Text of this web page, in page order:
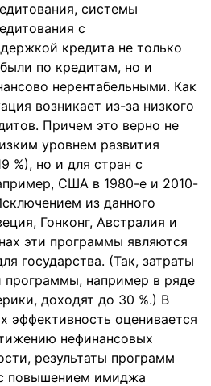
системы
с
кредита не только
по кредитам, но и
нерентабельными. Как
возникает из-за низкого
Причем это верно не
уровнем развития
%), но и для стран с
США в 1980-е и 2010-
из данного
Гонконг, Австралия и
эти программы являются
государства. (Так, затраты
программы, например в ряде
доходят до 30 %.) В
эффективность оценивается
нефинансовых
результаты программ
повышением имиджа